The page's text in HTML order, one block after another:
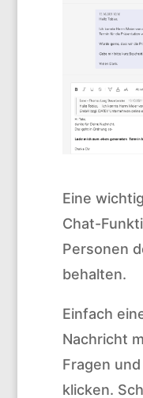
Eine
Chat-
Personen
behalten.
Einfach
Nachricht
Fragen
klicken.